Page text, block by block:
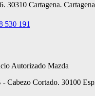
30310 Cartagena. Cartagena
530 191
Autorizado Mazda
Cabezo Cortado. 30100